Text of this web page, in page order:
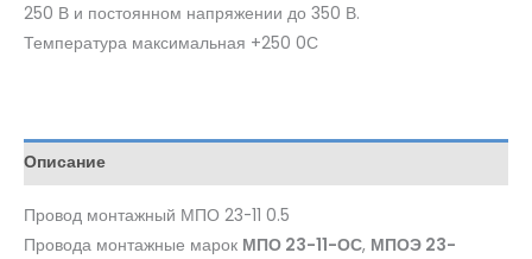
250 В и постоянном напряжении до 350 В.
Температура максимальная +250 0С
Описание
Провод монтажный МПО 23-11 0.5
Провода монтажные марок МПО 23-11-ОС, МПОЭ 23-